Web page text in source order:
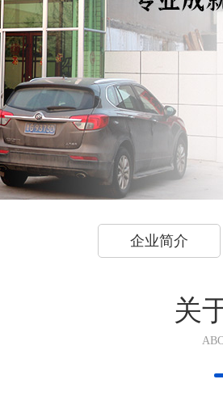
企业简介
关